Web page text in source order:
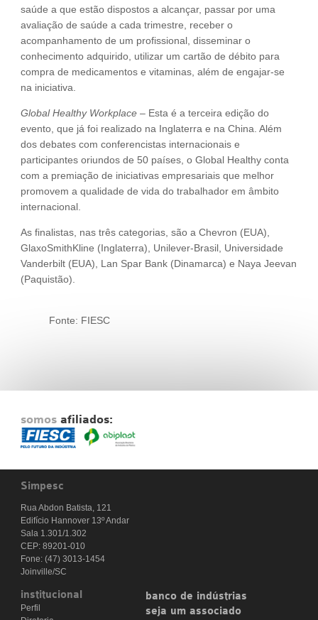
saúde a que estão dispostos a alcançar, passar por uma
avaliação de saúde a cada trimestre, receber o
acompanhamento de um profissional, disseminar o
conhecimento adquirido, utilizar um cartão de débito para
compra de medicamentos e vitaminas, além de engajar-se
na iniciativa.
Global Healthy Workplace – Esta é a terceira edição do
evento, que já foi realizado na Inglaterra e na China. Além
dos debates com conferencistas internacionais e
participantes oriundos de 50 países, o Global Healthy conta
com a premiação de iniciativas empresariais que melhor
promovem a qualidade de vida do trabalhador em âmbito
internacional.
As finalistas, nas três categorias, são a Chevron (EUA),
GlaxoSmithKline (Inglaterra), Unilever-Brasil, Universidade
Vanderbilt (EUA), Lan Spar Bank (Dinamarca) e Naya Jeevan
(Paquistão).
Fonte: FIESC
somos afiliados:
Simpesc
Rua Abdon Batista, 121
Edifício Hannover 13º Andar
Sala 1.301/1.302
CEP: 89201-010
Fone: (47) 3013-1454
Joinville/SC
institucional
Perfil
banco de indústrias
seja um associado